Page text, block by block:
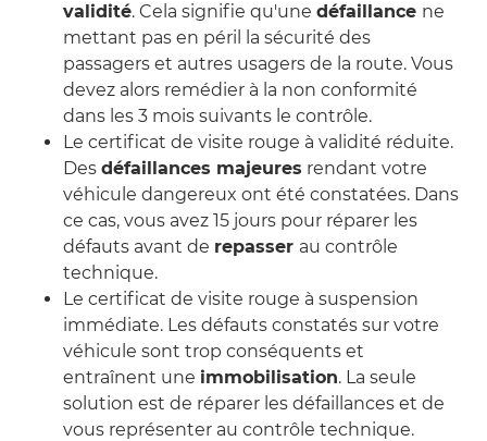
validité. Cela signifie qu'une défaillance ne
mettant pas en péril la sécurité des
passagers et autres usagers de la route. Vous
devez alors remédier à la non conformité
dans les 3 mois suivants le contrôle.
Le certificat de visite rouge à validité réduite.
Des défaillances majeures rendant votre
véhicule dangereux ont été constatées. Dans
ce cas, vous avez 15 jours pour réparer les
défauts avant de repasser au contrôle
technique.
Le certificat de visite rouge à suspension
immédiate. Les défauts constatés sur votre
véhicule sont trop conséquents et
entraînent une immobilisation. La seule
solution est de réparer les défaillances et de
vous représenter au contrôle technique.